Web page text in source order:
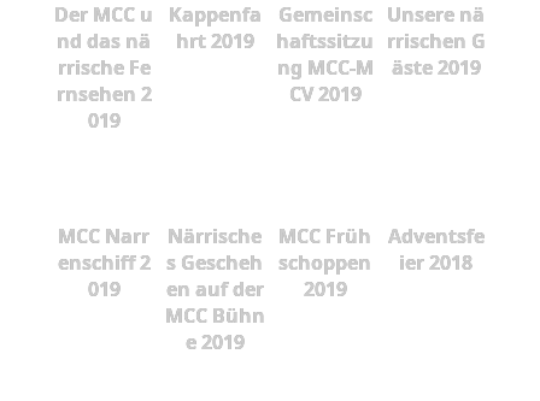
Der MCC u
nd das nä
rrische Fe
rnsehen 2
019
Kappenfa
hrt 2019
Gemeinsc
haftssitzu
ng MCC-M
CV 2019
Unsere nä
rrischen G
äste 2019
MCC Narr
enschiff 2
019
Närrische
s Gescheh
en auf der
MCC Bühn
e 2019
MCC Früh
schoppen
2019
Adventsfe
ier 2018